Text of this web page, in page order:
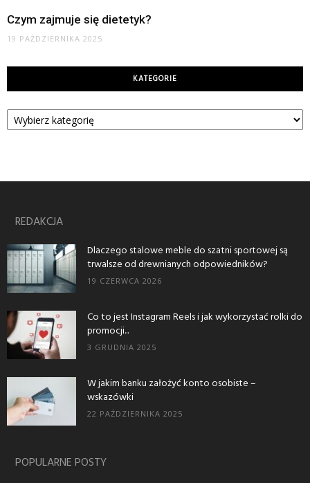
Czym zajmuje się dietetyk?
19 PAŹDZIERNIKA 2025
KATEGORIE
Kategorie
REDAKCJA
Dlaczego stalowe meble do szatni sportowej są
trwalsze od drewnianych odpowiedników?
19 CZERWCA 2026
Co to jest Instagram Reels i jak wykorzystać rolki do
promocji...
3 GRUDNIA 2025
W jakim banku założyć konto osobiste –
wskazówki
22 PAŹDZIERNIKA 2025
POPULARNE POSTY